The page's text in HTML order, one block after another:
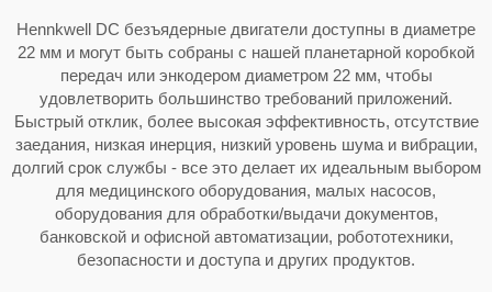
Hennkwell DC безъядерные двигатели доступны в диаметре
22 мм и могут быть собраны с нашей планетарной коробкой
передач или энкодером диаметром 22 мм, чтобы
удовлетворить большинство требований приложений.
Быстрый отклик, более высокая эффективность, отсутствие
заедания, низкая инерция, низкий уровень шума и вибрации,
долгий срок службы - все это делает их идеальным выбором
для медицинского оборудования, малых насосов,
оборудования для обработки/выдачи документов,
банковской и офисной автоматизации, робототехники,
безопасности и доступа и других продуктов.